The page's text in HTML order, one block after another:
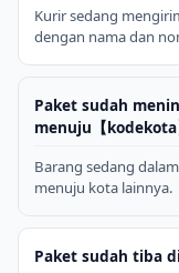
Kurir sedang
dengan nama dan
Paket sudah
menuju【kodekota
Barang sedang
menuju kota lainnya.
Paket sudah tiba